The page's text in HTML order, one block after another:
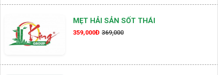
MẸT HẢI SẢN SỐT THÁI
359,000Đ 369,000